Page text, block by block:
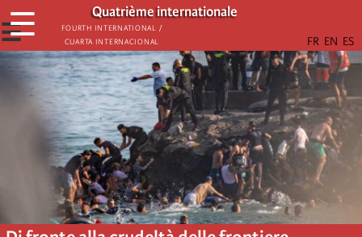
Skip
to
main
content
Quatrième internationale
Fourth International /
Cuarta Internacional
☰
☰